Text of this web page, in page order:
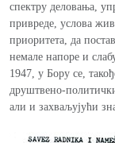
спектру деловања,
привреде, услова
приоритета, да
немале напоре и
1947, у Бору се,
друштвено-
али и захваљујући